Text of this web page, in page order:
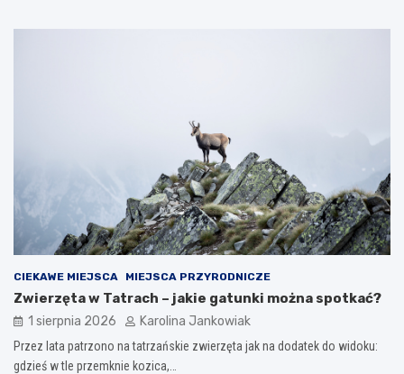
CIEKAWE MIEJSCA MIEJSCA PRZYRODNICZE
Zwierzęta w Tatrach – jakie gatunki można spotkać?
1 sierpnia 2026 Karolina Jankowiak
Przez lata patrzono na tatrzańskie zwierzęta jak na dodatek do widoku:
gdzieś w tle przemknie kozica,…